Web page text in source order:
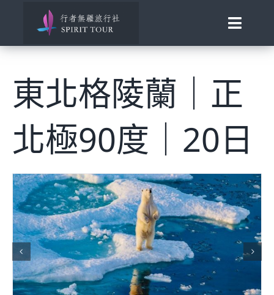
Toggle
旅行講座
發現南北極
歐洲風華
助旅行
合作邀約
View
Image
東北格陵蘭｜正
北極90度｜20日